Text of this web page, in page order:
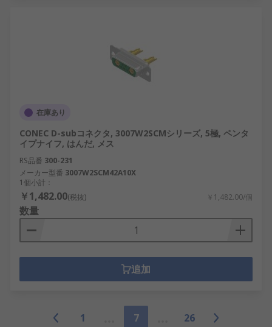
在庫あり
CONEC D-subコネクタ, 3007W2SCMシリーズ, 5極, ペンタ
イプナイフ, はんだ, メス
RS品番 300-231
メーカー型番 3007W2SCM42A10X
1個小計：
￥1,482.00(税抜) ￥1,482.00/個
数量
追加
1 7
26